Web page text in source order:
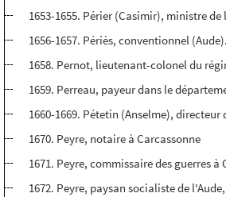
1653-1655. Périer (Casimir), ministre
1656-1657. Périès, conventionnel
1658. Pernot, lieutenant-colonel du
1659. Perreau, payeur dans le
1660-1669. Pétetin (Anselme), directeur
1670. Peyre, notaire à Carcassonne
1671. Peyre, commissaire des guerres à
1672. Peyre, paysan socialiste de